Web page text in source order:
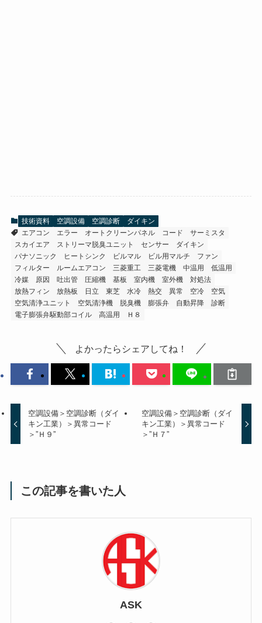
技術資料 空調設備 空調診断
ダイキン
エアコン
エラー オートクリーンパネル コード
サーミスタ
スカイエア
ストリーマ脱臭ユニット センサー
ダイキン
パナソニック
ヒートシンク ビルマル ビル用マルチ
ファン
フィルター
ルームエアコン 三菱重工 三菱電機 中温用
低温用
冷媒
原因 吐出管 圧縮機 基板 室内機 室外機
対処法
放熱フィン
放熱板 日立 東芝 水冷 熱交 異常 空冷
空気
空気清浄ユニット
空気清浄機 脱臭機 膨張弁 自動昇降
診断
電子膨張弁駆動部コイル
高温用 Ｈ８
よかったらシェアしてね！
空調設備＞空調診断（ダイ
キン工業）＞異常コード
＞”Ｈ９”
空調設備＞空調診断（ダイ
キン工業）＞異常コード
＞”Ｈ７”
この記事を書いた人
ASK